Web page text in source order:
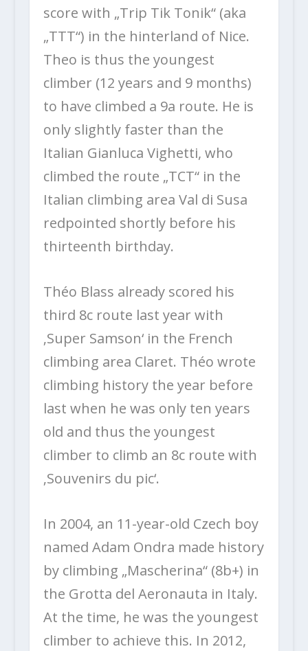
score with „Trip Tik Tonik“ (aka
„TTT“) in the hinterland of Nice.
Theo is thus the youngest
climber (12 years and 9 months)
to have climbed a 9a route. He is
only slightly faster than the
Italian Gianluca Vighetti, who
climbed the route „TCT“ in the
Italian climbing area Val di Susa
redpointed shortly before his
thirteenth birthday.
Théo Blass already scored his
third 8c route last year with
‚Super Samson‘ in the French
climbing area Claret. Théo wrote
climbing history the year before
last when he was only ten years
old and thus the youngest
climber to climb an 8c route with
‚Souvenirs du pic‘.
In 2004, an 11-year-old Czech boy
named Adam Ondra made history
by climbing „Mascherina“ (8b+) in
the Grotta del Aeronauta in Italy.
At the time, he was the youngest
climber to achieve this. In 2012,